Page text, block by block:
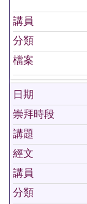
講員
分類
檔案
日期
崇拜時段
講題
經文
講員
分類